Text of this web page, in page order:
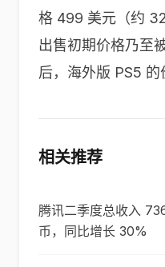
格 499 美元（约
出售初期价格乃至
后，海外版 PS5 的
相关推荐
腾讯二季度总收入
币，同比增长 30%